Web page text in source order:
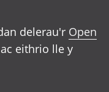
delerau'r Open
eithrio lle y